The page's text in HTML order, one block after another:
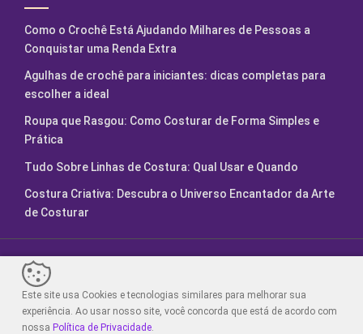
Como o Crochê Está Ajudando Milhares de Pessoas a
Conquistar uma Renda Extra
Agulhas de crochê para iniciantes: dicas completas para
escolher a ideal
Roupa que Rasgou: Como Costurar de Forma Simples e
Prática
Tudo Sobre Linhas de Costura: Qual Usar e Quando
Costura Criativa: Descubra o Universo Encantador da Arte
de Costurar
Este site usa Cookies e tecnologias similares para melhorar sua
experiência. Ao usar nosso site, você concorda que está de acordo com
nossa Política de Privacidade.
Sair da versão mobile